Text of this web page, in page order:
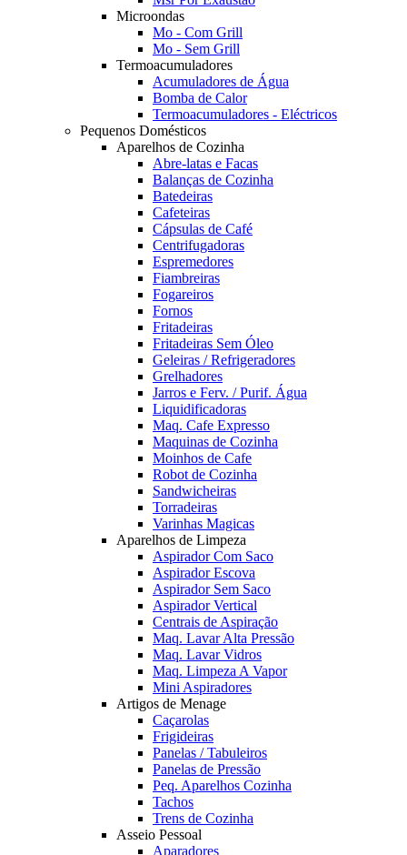
Microondas
Mo - Com Grill
Mo - Sem Grill
Termoacumuladores
Acumuladores de Água
Bomba de Calor
Termoacumuladores - Eléctricos
Pequenos Domésticos
Aparelhos de Cozinha
Abre-latas e Facas
Balanças de Cozinha
Batedeiras
Cafeteiras
Cápsulas de Café
Centrifugadoras
Espremedores
Fiambreiras
Fogareiros
Fornos
Fritadeiras
Fritadeiras Sem Óleo
Geleiras / Refrigeradores
Grelhadores
Jarros e Ferv. / Purif. Água
Liquidificadoras
Maq. Cafe Expresso
Maquinas de Cozinha
Moinhos de Cafe
Robot de Cozinha
Sandwicheiras
Torradeiras
Varinhas Magicas
Aparelhos de Limpeza
Aspirador Com Saco
Aspirador Escova
Aspirador Sem Saco
Aspirador Vertical
Centrais de Aspiração
Maq. Lavar Alta Pressão
Maq. Lavar Vidros
Maq. Limpeza A Vapor
Mini Aspiradores
Artigos de Menage
Caçarolas
Frigideiras
Panelas / Tabuleiros
Panelas de Pressão
Peq. Aparelhos Cozinha
Tachos
Trens de Cozinha
Asseio Pessoal
Aparadores